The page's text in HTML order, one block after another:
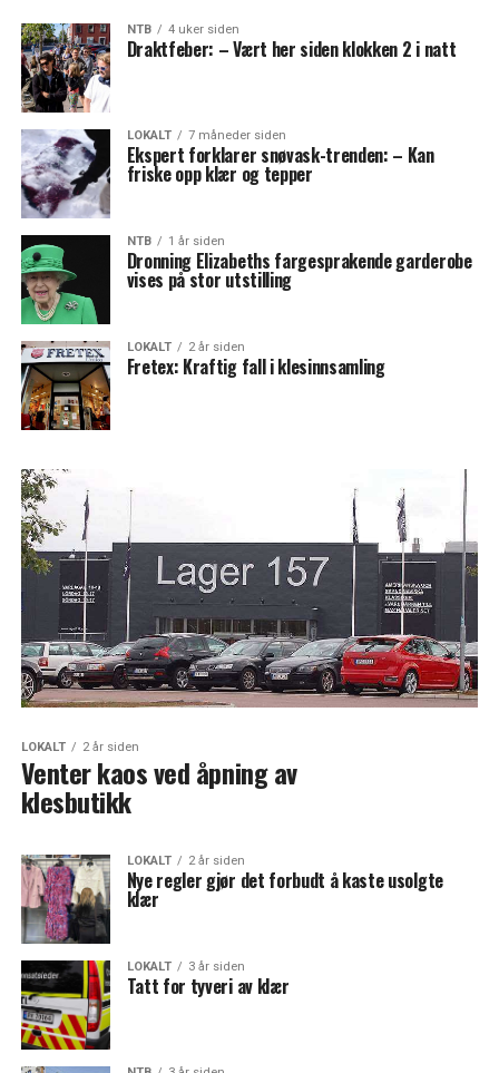
NTB 4 uker siden
Draktfeber: – Vært her siden klokken 2 i natt
LOKALT 7 måneder siden
Ekspert forklarer snøvask-trenden: – Kan
friske opp klær og tepper
NTB 1 år siden
Dronning Elizabeths fargesprakende garderobe
vises på stor utstilling
LOKALT 2 år siden
Fretex: Kraftig fall i klesinnsamling
LOKALT 2 år siden
Venter kaos ved åpning av
klesbutikk
LOKALT 2 år siden
Nye regler gjør det forbudt å kaste usolgte
klær
LOKALT 3 år siden
Tatt for tyveri av klær